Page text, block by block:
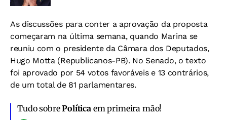
As discussões para conter a aprovação da proposta
começaram na última semana, quando Marina se
reuniu com o presidente da Câmara dos Deputados,
Hugo Motta (Republicanos-PB). No Senado, o texto
foi aprovado por 54 votos favoráveis e 13 contrários,
de um total de 81 parlamentares.
Tudo sobrePolítica em primeira mão!